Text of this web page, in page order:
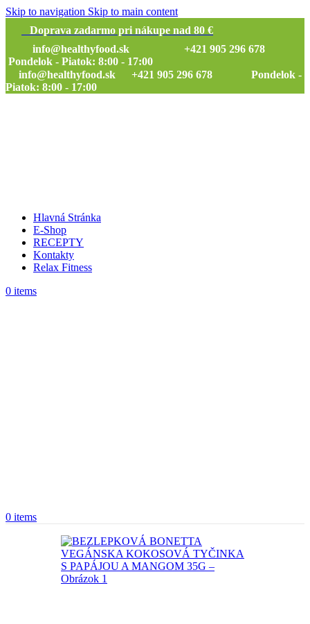
Skip to navigation Skip to main content
Doprava zadarmo pri nákupe nad 80 €
info@healthyfood.sk
+421 905 296 678
Pondelok - Piatok: 8:00 - 17:00
info@healthyfood.sk
+421 905 296 678 Pondelok -
Piatok: 8:00 - 17:00
Hlavná Stránka
E-Shop
RECEPTY
Kontakty
Relax Fitness
0 items
0 items